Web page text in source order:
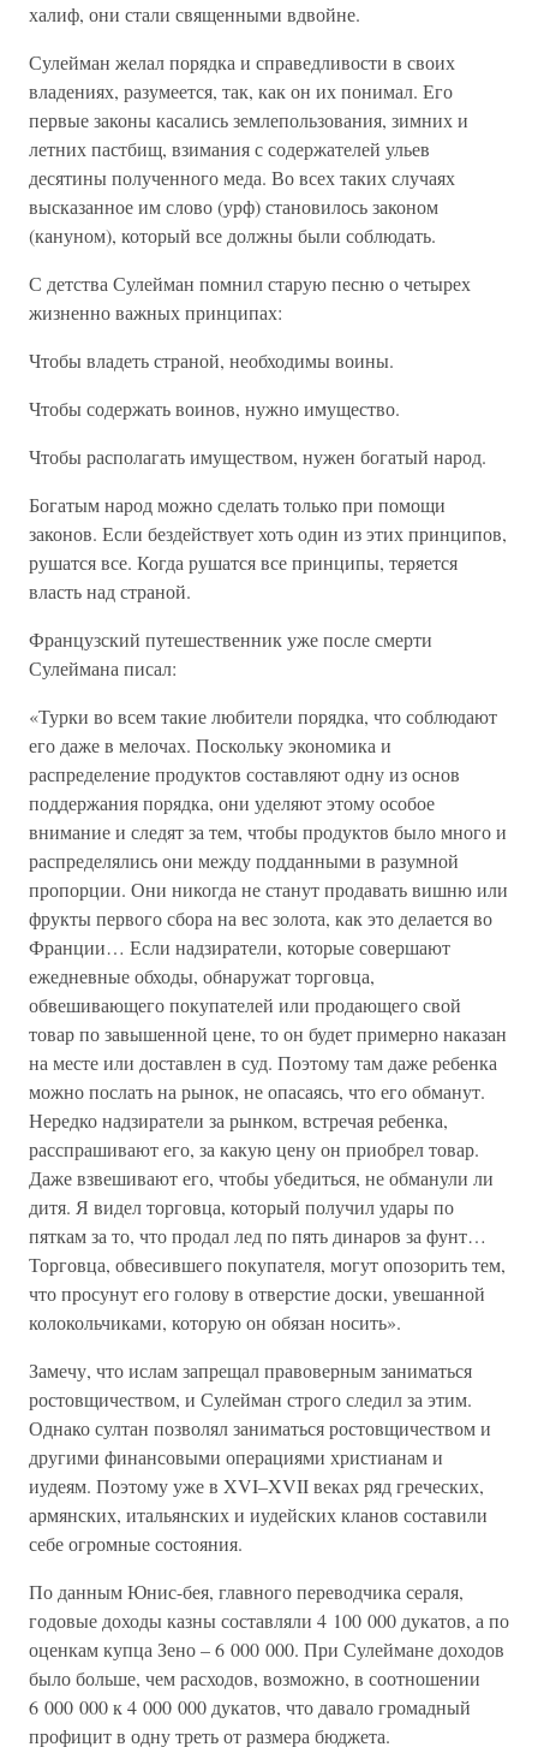
халиф, они стали священными вдвойне.
Сулейман желал порядка и справедливости в своих
владениях, разумеется, так, как он их понимал. Его
первые законы касались землепользования, зимних и
летних пастбищ, взимания с содержателей ульев
десятины полученного меда. Во всех таких случаях
высказанное им слово (урф) становилось законом
(кануном), который все должны были соблюдать.
С детства Сулейман помнил старую песню о четырех
жизненно важных принципах:
Чтобы владеть страной, необходимы воины.
Чтобы содержать воинов, нужно имущество.
Чтобы располагать имуществом, нужен богатый народ.
Богатым народ можно сделать только при помощи
законов. Если бездействует хоть один из этих принципов,
рушатся все. Когда рушатся все принципы, теряется
власть над страной.
Французский путешественник уже после смерти
Сулеймана писал:
«Турки во всем такие любители порядка, что соблюдают
его даже в мелочах. Поскольку экономика и
распределение продуктов составляют одну из основ
поддержания порядка, они уделяют этому особое
внимание и следят за тем, чтобы продуктов было много и
распределялись они между подданными в разумной
пропорции. Они никогда не станут продавать вишню или
фрукты первого сбора на вес золота, как это делается во
Франции… Если надзиратели, которые совершают
ежедневные обходы, обнаружат торговца,
обвешивающего покупателей или продающего свой
товар по завышенной цене, то он будет примерно наказан
на месте или доставлен в суд. Поэтому там даже ребенка
можно послать на рынок, не опасаясь, что его обманут.
Нередко надзиратели за рынком, встречая ребенка,
расспрашивают его, за какую цену он приобрел товар.
Даже взвешивают его, чтобы убедиться, не обманули ли
дитя. Я видел торговца, который получил удары по
пяткам за то, что продал лед по пять динаров за фунт…
Торговца, обвесившего покупателя, могут опозорить тем,
что просунут его голову в отверстие доски, увешанной
колокольчиками, которую он обязан носить».
Замечу, что ислам запрещал правоверным заниматься
ростовщичеством, и Сулейман строго следил за этим.
Однако султан позволял заниматься ростовщичеством и
другими финансовыми операциями христианам и
иудеям. Поэтому уже в XVI–XVII веках ряд греческих,
армянских, итальянских и иудейских кланов составили
себе огромные состояния.
По данным Юнис-бея, главного переводчика сераля,
годовые доходы казны составляли 4 100 000 дукатов, а по
оценкам купца Зено – 6 000 000. При Сулеймане доходов
было больше, чем расходов, возможно, в соотношении
6 000 000 к 4 000 000 дукатов, что давало громадный
профицит в одну треть от размера бюджета.